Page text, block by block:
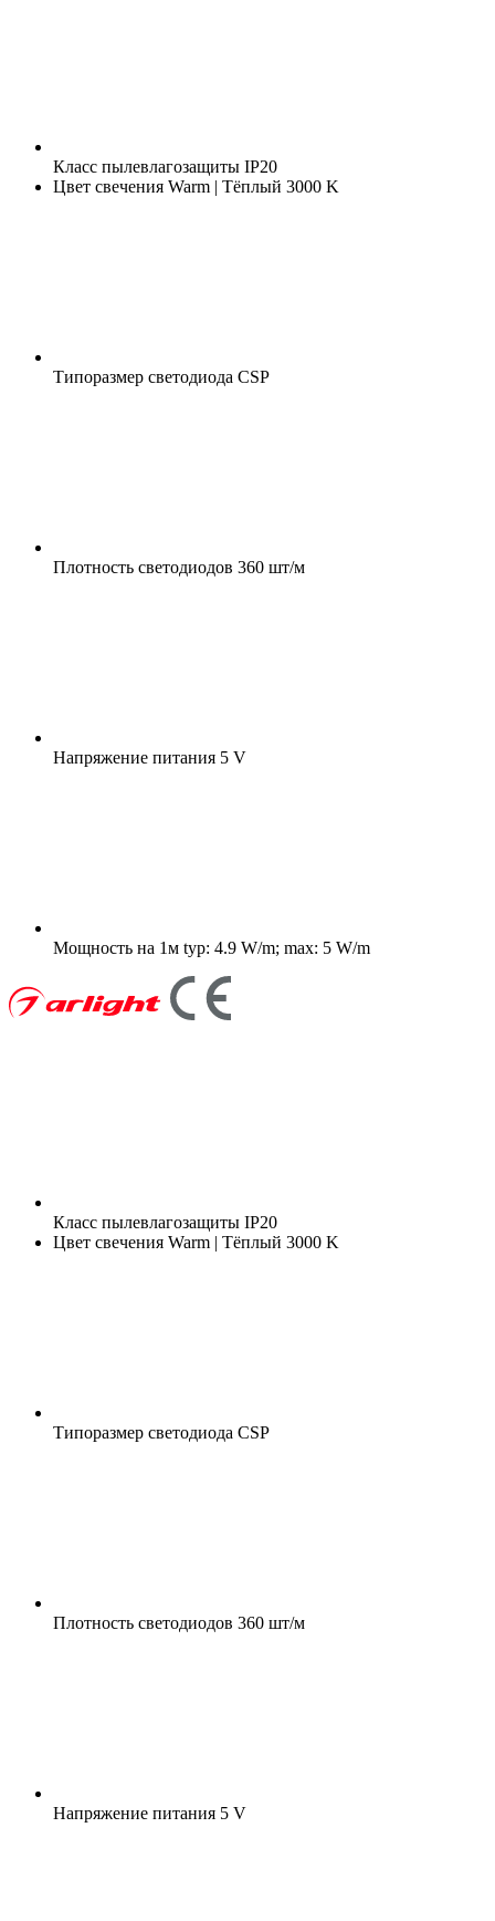
Класс пылевлагозащиты IP20
Цвет свечения Warm | Тёплый 3000 K
Типоразмер светодиода CSP
Плотность светодиодов 360 шт/м
Напряжение питания 5 V
Мощность на 1м typ: 4.9 W/m; max: 5 W/m
Класс пылевлагозащиты IP20
Цвет свечения Warm | Тёплый 3000 K
Типоразмер светодиода CSP
Плотность светодиодов 360 шт/м
Напряжение питания 5 V